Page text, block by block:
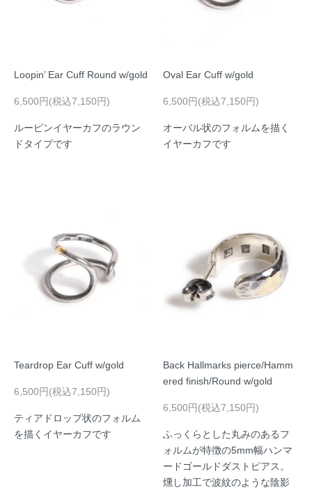
Loopin’ Ear Cuff Round w/gold
6,500円(税込7,150円)
ルーピンイヤーカフのラウン
ドタイプです
Oval Ear Cuff w/gold
6,500円(税込7,150円)
オーバル状のフォルムを描く
イヤーカフです
Teardrop Ear Cuff w/gold
6,500円(税込7,150円)
ティアドロップ状のフォルム
を描くイヤーカフです
Back Hallmarks pierce/Hamm
ered finish/Round w/gold
6,500円(税込7,150円)
ふっくらとした丸みのあるフ
ォルムが特徴の5mm幅ハンマ
ードゴールドダストピアス。
燻し加工で波紋のような陰影